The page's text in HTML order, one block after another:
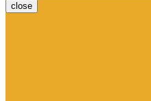
close